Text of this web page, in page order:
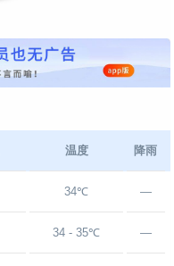
温度 降雨
34℃ —
34 - 35℃ —